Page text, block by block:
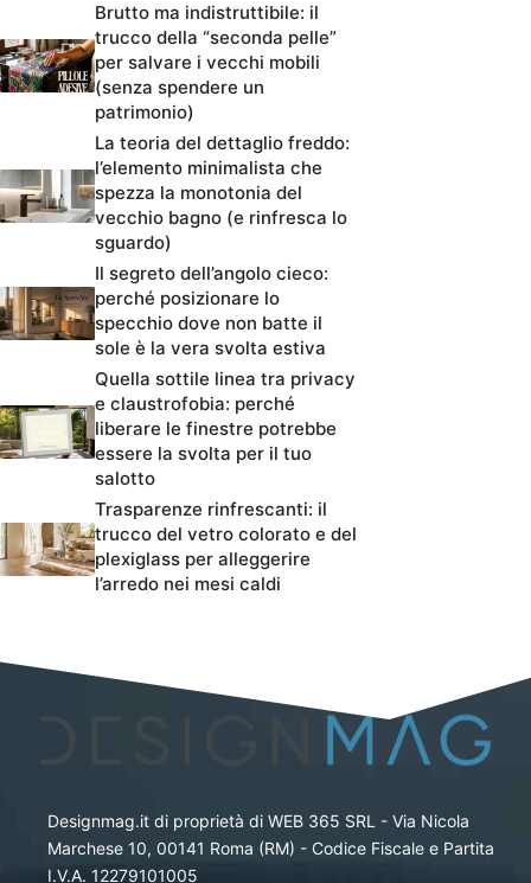
Brutto ma indistruttibile: il
trucco della “seconda pelle”
per salvare i vecchi mobili
(senza spendere un
patrimonio)
La teoria del dettaglio freddo:
l’elemento minimalista che
spezza la monotonia del
vecchio bagno (e rinfresca lo
sguardo)
Il segreto dell’angolo cieco:
perché posizionare lo
specchio dove non batte il
sole è la vera svolta estiva
Quella sottile linea tra privacy
e claustrofobia: perché
liberare le finestre potrebbe
essere la svolta per il tuo
salotto
Trasparenze rinfrescanti: il
trucco del vetro colorato e del
plexiglass per alleggerire
l’arredo nei mesi caldi
Designmag.it di proprietà di WEB 365 SRL - Via Nicola
Marchese 10, 00141 Roma (RM) - Codice Fiscale e Partita
I.V.A. 12279101005